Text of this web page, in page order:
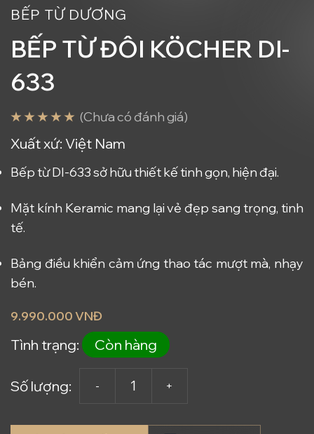
BẾP TỪ DƯƠNG
BẾP TỪ ĐÔI KÖCHER DI-
633
(Chưa có đánh giá)
Xuất xứ: Việt Nam
Bếp từ DI-633 sở hữu thiết kế tinh gọn, hiện đại.
Mặt kính Keramic mang lại vẻ đẹp sang trọng, tinh
tế.
Bảng điều khiển cảm ứng thao tác mượt mà, nhạy
bén.
9.990.000 VNĐ
Tình trạng: Còn hàng
Số lượng: